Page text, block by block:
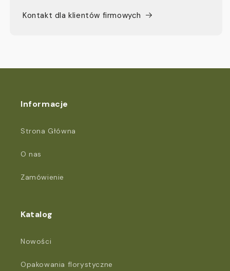
Kontakt dla klientów firmowych
Informacje
Strona Główna
O nas
Zamówienie
Katalog
Nowości
Opakowania florystyczne